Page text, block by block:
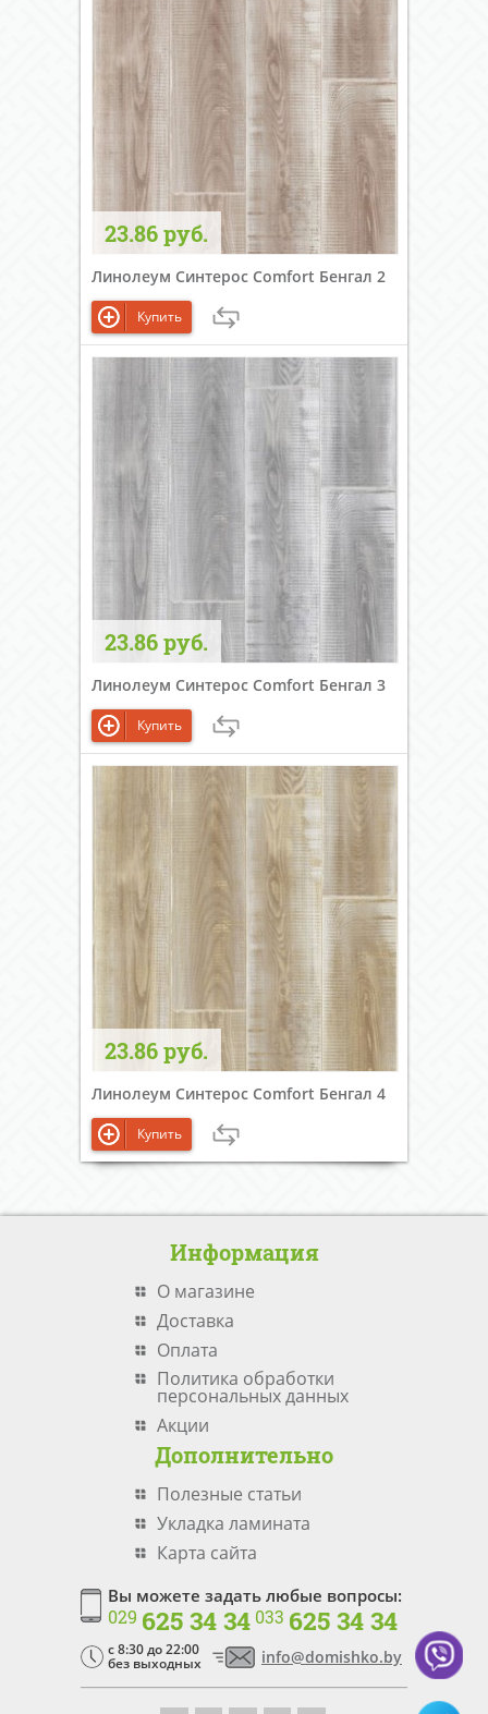
23.86 руб.
Линолеум Синтерос Comfort Бенгал 2
Купить
23.86 руб.
Линолеум Синтерос Comfort Бенгал 3
Купить
23.86 руб.
Линолеум Синтерос Comfort Бенгал 4
Купить
Информация
О магазине
Доставка
Оплата
Политика обработки
персональных данных
Акции
Дополнительно
Полезные статьи
Укладка ламината
Карта сайта
Вы можете задать любые вопросы:
029 625 34 34 033 625 34 34
c 8:30 до 22:00
без выходных info@domishko.by